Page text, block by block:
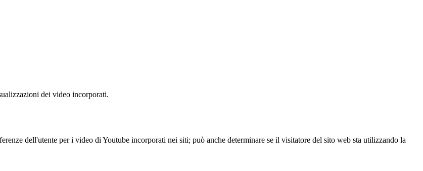
dei video incorporati.
dell'utente per i video di Youtube incorporati nei siti; può anche determinare se il visitatore del sito web sta utilizzando la